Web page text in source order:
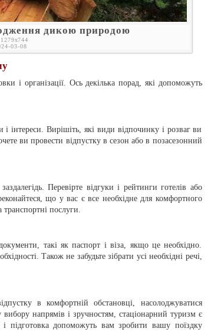
дикою природою
1279x744
03-08
і організації. Ось декілька порад, які допоможуть
інтереси. Вирішіть, які види відпочинку і розваг ви
ви провести відпустку в сезон або в позасезонний
Перевірте відгуки і рейтинги готелів або
що у вас є все необхідне для комфортного
послуги.
такі як паспорт і віза, якщо це необхідно.
Також не забудьте зібрати усі необхідні речі,
в комфортній обстановці, насолоджуватися
напрямів і зручностям, стаціонарний туризм є
підготовка допоможуть вам зробити вашу поїздку